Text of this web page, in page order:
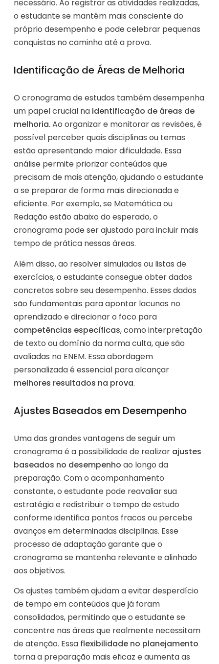
necessário. Ao registrar as atividades realizadas,
o estudante se mantém mais consciente do
próprio desempenho e pode celebrar pequenas
conquistas no caminho até a prova.
Identificação de Áreas de Melhoria
O cronograma de estudos também desempenha
um papel crucial na identificação de áreas de
melhoria. Ao organizar e monitorar as revisões, é
possível perceber quais disciplinas ou temas
estão apresentando maior dificuldade. Essa
análise permite priorizar conteúdos que
precisam de mais atenção, ajudando o estudante
a se preparar de forma mais direcionada e
eficiente. Por exemplo, se Matemática ou
Redação estão abaixo do esperado, o
cronograma pode ser ajustado para incluir mais
tempo de prática nessas áreas.
Além disso, ao resolver simulados ou listas de
exercícios, o estudante consegue obter dados
concretos sobre seu desempenho. Esses dados
são fundamentais para apontar lacunas no
aprendizado e direcionar o foco para
competências específicas, como interpretação
de texto ou domínio da norma culta, que são
avaliadas no ENEM. Essa abordagem
personalizada é essencial para alcançar
melhores resultados na prova.
Ajustes Baseados em Desempenho
Uma das grandes vantagens de seguir um
cronograma é a possibilidade de realizar ajustes
baseados no desempenho ao longo da
preparação. Com o acompanhamento
constante, o estudante pode reavaliar sua
estratégia e redistribuir o tempo de estudo
conforme identifica pontos fracos ou percebe
avanços em determinadas disciplinas. Esse
processo de adaptação garante que o
cronograma se mantenha relevante e alinhado
aos objetivos.
Os ajustes também ajudam a evitar desperdício
de tempo em conteúdos que já foram
consolidados, permitindo que o estudante se
concentre nas áreas que realmente necessitam
de atenção. Essa flexibilidade no planejamento
torna a preparação mais eficaz e aumenta as